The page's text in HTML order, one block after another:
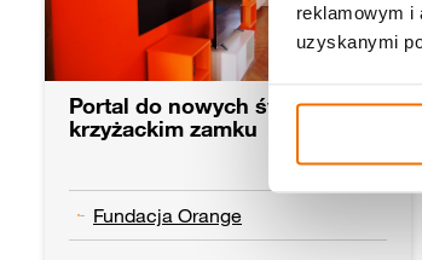
reklamowym i
uzyskanymi
Portal do nowych światów na
krzyżackim zamku
Fundacja Orange